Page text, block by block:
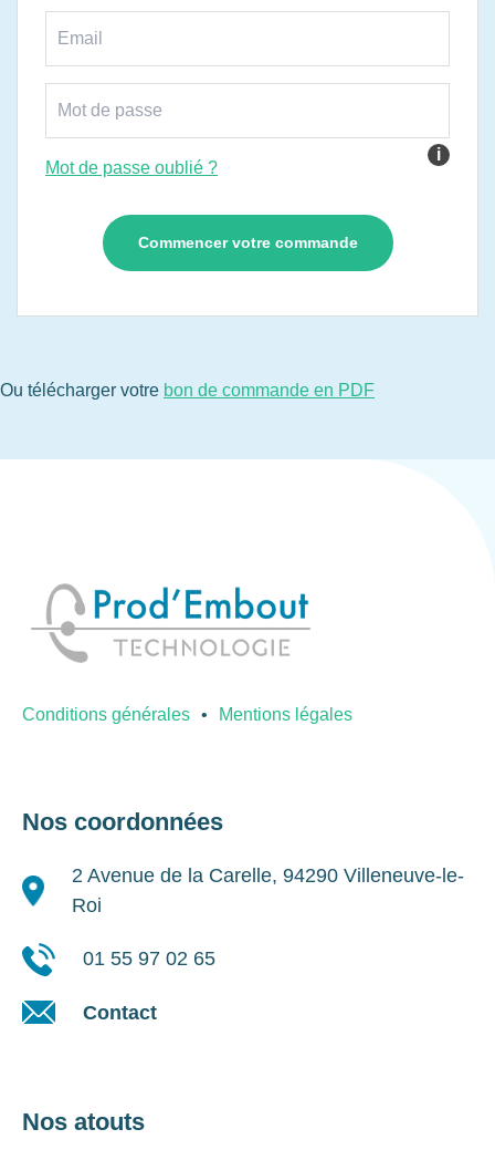
i
Mot de passe oublié ?
Ou télécharger votre bon de commande en PDF
Conditions générales Mentions légales
Nos coordonnées
2 Avenue de la Carelle, 94290 Villeneuve-le-
Roi
01 55 97 02 65
Contact
Nos atouts